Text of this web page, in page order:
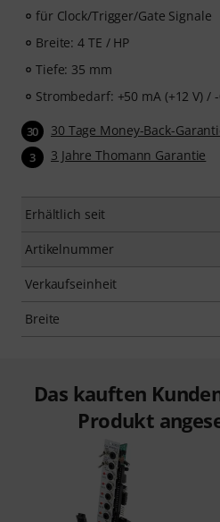
für Clock/Trigger/Gate Signale
Breite: 4 TE / HP
Tiefe: 35 mm
Strombedarf: +50 mA (+12 V) /
30 30 Tage Money-Back-
3 3 Jahre Thomann Garantie
Erhältlich seit
Artikelnummer
Verkaufseinheit
Breite
Das kauften
Produkt